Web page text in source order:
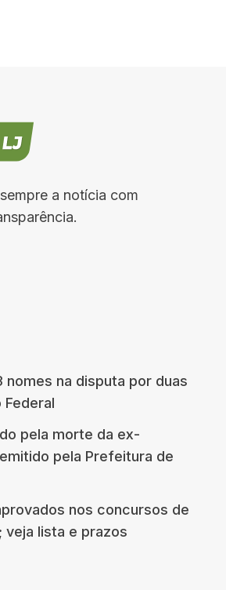
a notícia com
nomes na disputa por duas
Federal
pela morte da ex-
pela Prefeitura de
nos concursos de
lista e prazos